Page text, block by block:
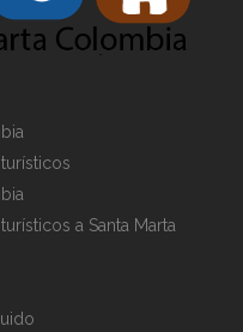
a Santa Marta